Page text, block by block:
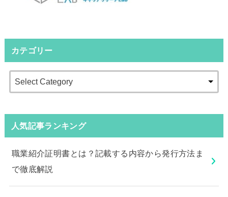
カテゴリー
人気記事ランキング
職業紹介証明書とは？記載する内容から発行方法ま
で徹底解説